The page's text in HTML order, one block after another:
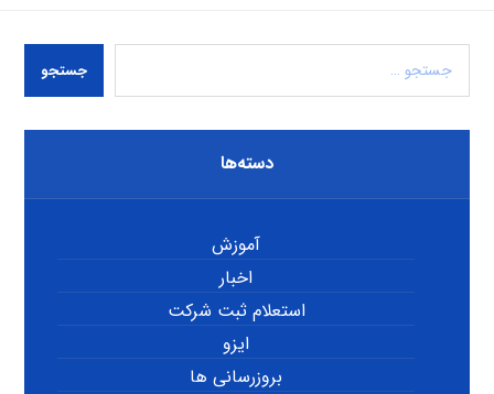
جستجو
دسته‌ها
آموزش
اخبار
استعلام ثبت شرکت
ایزو
بروزرسانی ها